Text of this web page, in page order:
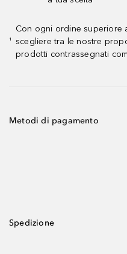
¹
Con ogni ordine superiore
scegliere tra le nostre
prodotti contrassegnati
Metodi di pagamento
Spedizione